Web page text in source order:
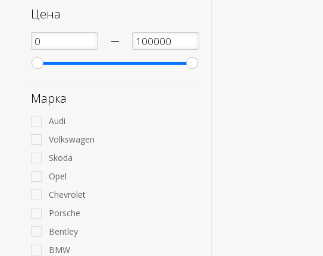
Цена
—
Марка
Audi
Volkswagen
Skoda
Opel
Chevrolet
Porsche
Bentley
BMW